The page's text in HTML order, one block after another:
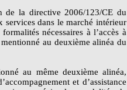
de la directive 2006/123/CE du
services dans le marché intérieur
nécessaires à l’accès à
au deuxième alinéa du
au même deuxième alinéa,
et d’assistance